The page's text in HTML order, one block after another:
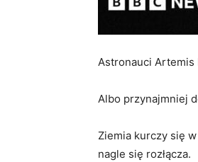
Astronauci Artemis
Albo przynajmniej
Ziemia kurczy się
nagle się rozłącza.